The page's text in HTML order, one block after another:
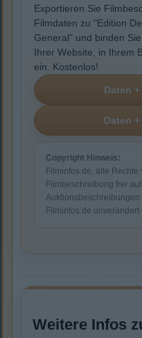
Exportieren Sie
Filmdaten zu "Edition
General" und binden
Ihrer Website, in Ihrem
ein. Kostenlos!
Copyright Hinweis:
Filminfos.de, alle
Filmbeschreibung frei
Filminfos.de
Weitere Infos